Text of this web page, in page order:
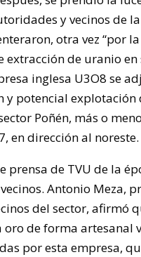
y vecinos de
otra vez “por
extracción de uranio en
inglesa U3O8 se
y potencial explotación
Poñén, más o
en dirección al noreste.
prensa de TVU de la
Antonio Meza,
del sector, afirmó
de forma artesanal
por esta empresa,